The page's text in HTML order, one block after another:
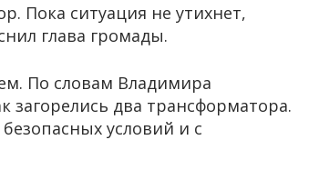
Пока ситуация не утихнет,
глава громады.
По словам Владимира
загорелись два трансформатора.
условий и с